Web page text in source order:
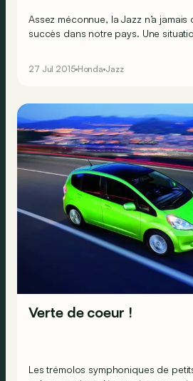
Assez méconnue, la Jazz n’a
succès dans notre pays. Une
27 Jul 2015 Honda Jazz
Verte de coeur !
Les trémolos symphoniques de